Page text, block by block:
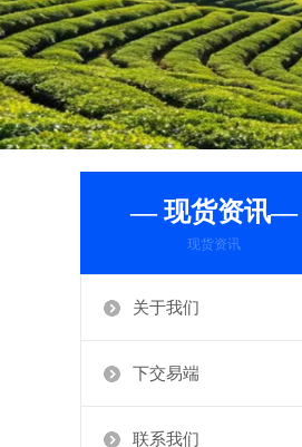
— 现货资讯—
现货资讯
关于我们
下交易端
联系我们